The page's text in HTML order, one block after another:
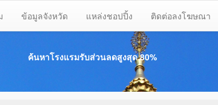
ข้อมูลจังหวัด แหล่งชอปปิ้ง ติดต่อลงโฆษณา
ค้นหาโรงแรมรับส่วนลดสูงสุด 80%